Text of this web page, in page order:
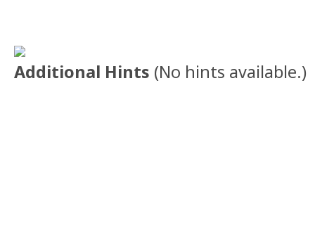
Additional Hints (No hints available.)